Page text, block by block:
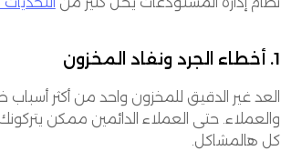
1. أخطاء الجرد ونفاد المخزون
العد غير الدقيق للمخزون واحد من أكثر
والعملاء. حتى العملاء الدائمين ممكن
كل هالمشاكل.